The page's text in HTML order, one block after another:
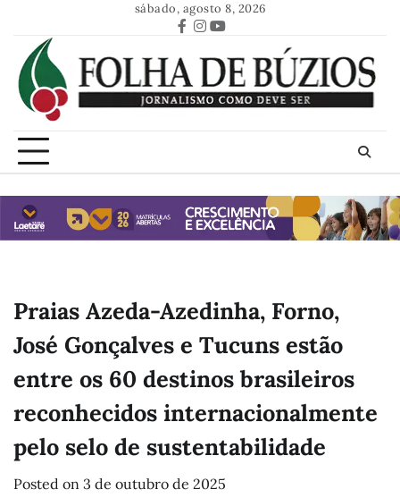
content
sábado, agosto 8, 2026
Facebook
Instagram
Youtube
Praias Azeda-Azedinha, Forno,
José Gonçalves e Tucuns estão
entre os 60 destinos brasileiros
reconhecidos internacionalmente
pelo selo de sustentabilidade
Posted on 3 de outubro de 2025